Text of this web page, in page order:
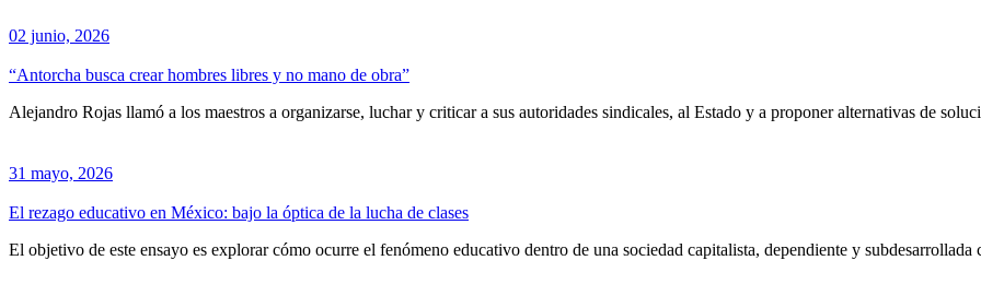
02 junio, 2026
“Antorcha busca crear hombres libres y no mano de obra”
Alejandro Rojas llamó a los maestros a organizarse, luchar y criticar a sus autoridades sindicales, al Estado y a proponer alternativas de
31 mayo, 2026
El rezago educativo en México: bajo la óptica de la lucha de clases
El objetivo de este ensayo es explorar cómo ocurre el fenómeno educativo dentro de una sociedad capitalista, dependiente y subdesarrollada